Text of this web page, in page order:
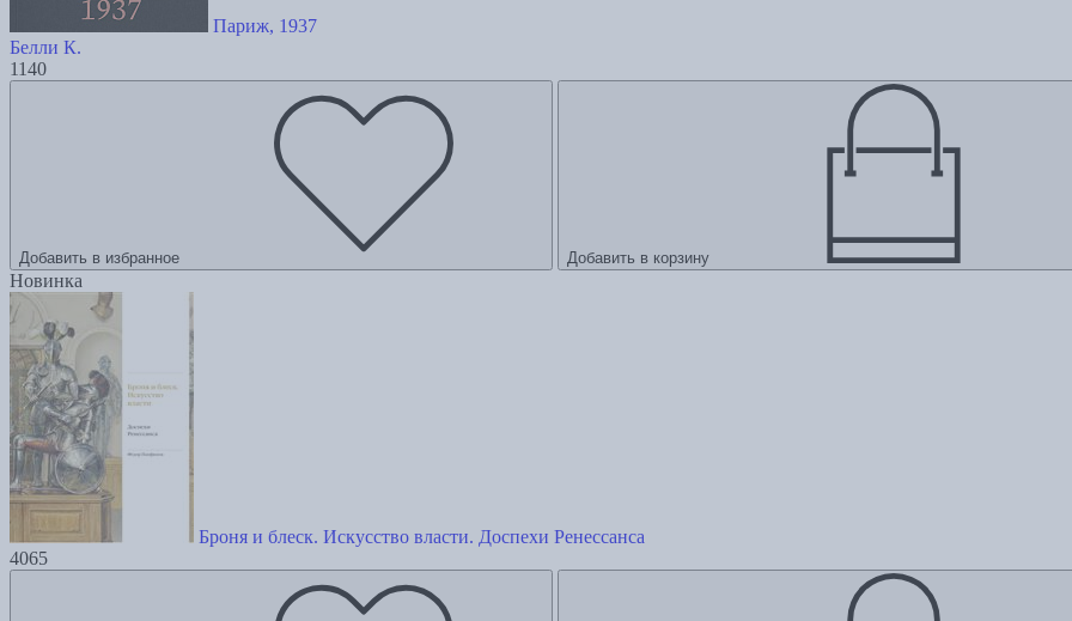
Париж, 1937
Белли К.
1140
Добавить в избранное Добавить в корзину
Новинка
Броня и блеск. Искусство власти. Доспехи Ренессанса
4065